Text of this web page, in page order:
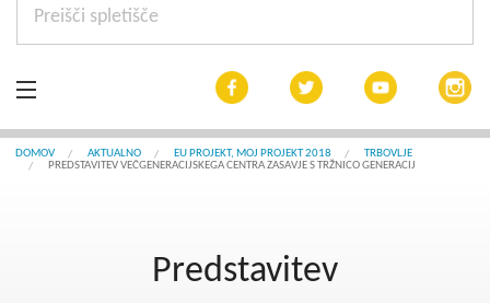
Aktualno
DOMOV AKTUALNO EU PROJEKT, MOJ PROJEKT 2018
TRBOVLJE
PREDSTAVITEV VEČGENERACIJSKEGA CENTRA ZASAVJE S TRŽNICO GENERACIJ
Predstavitev